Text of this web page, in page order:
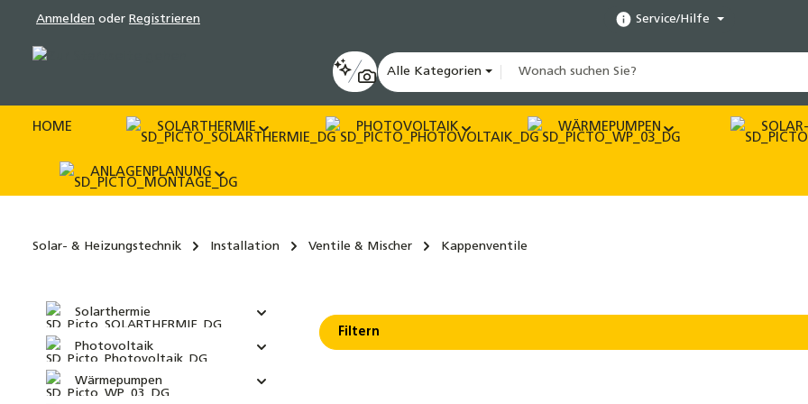
Zur Hauptnavigation springen
Anmelden oder Registrieren Service/Hilfe
Alle Kategorien
HOME SOLARTHERMIE PHOTOVOLTAIK WÄRMEPUMPEN
ANLAGENPLANUNG
Solar- & Heizungstechnik Installation Ventile & Mischer Kappenventile
Solarthermie
Photovoltaik
Wärmepumpen
Filtern